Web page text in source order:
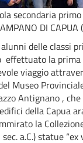
secondaria
DI CAPUA
delle classi
effettuato la
viaggio
Museo
Antignano ,
della Capua
la
a.C.) statue